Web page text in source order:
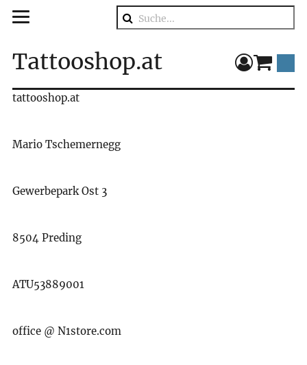
Tattooshop.at
tattooshop.at
Mario Tschemernegg
Gewerbepark Ost 3
8504 Preding
ATU53889001
office @ N1store.com